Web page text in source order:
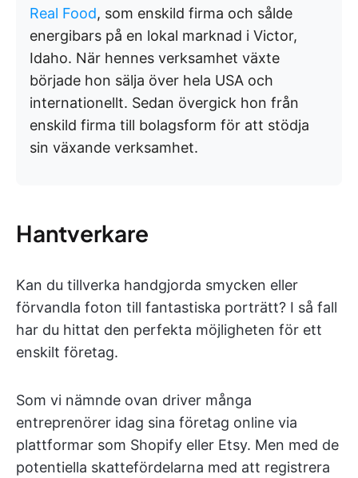
Real Food, som enskild firma och sålde
energibars på en lokal marknad i Victor,
Idaho. När hennes verksamhet växte
började hon sälja över hela USA och
internationellt. Sedan övergick hon från
enskild firma till bolagsform för att stödja
sin växande verksamhet.
Hantverkare
Kan du tillverka handgjorda smycken eller
förvandla foton till fantastiska porträtt? I så fall
har du hittat den perfekta möjligheten för ett
enskilt företag.
Som vi nämnde ovan driver många
entreprenörer idag sina företag online via
plattformar som Shopify eller Etsy. Men med de
potentiella skattefördelarna med att registrera